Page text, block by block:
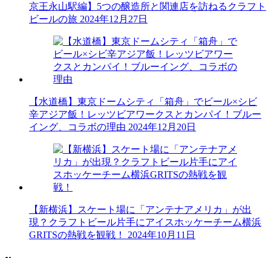
京王永山駅編】5つの醸造所と関連店を訪ねるクラフト
ビールの旅 2024年12月27日
【水道橋】東京ドームシティ「箱舟」でビール×シビ
辛アジア飯！レッツビアワークスとカンパイ！ブルー
イング、コラボの理由 2024年12月20日
【新横浜】スケート場に「アンテナアメリカ」が出
現？クラフトビール片手にアイスホッケーチーム横浜
GRITSの熱戦を観戦！
2024年10月11日